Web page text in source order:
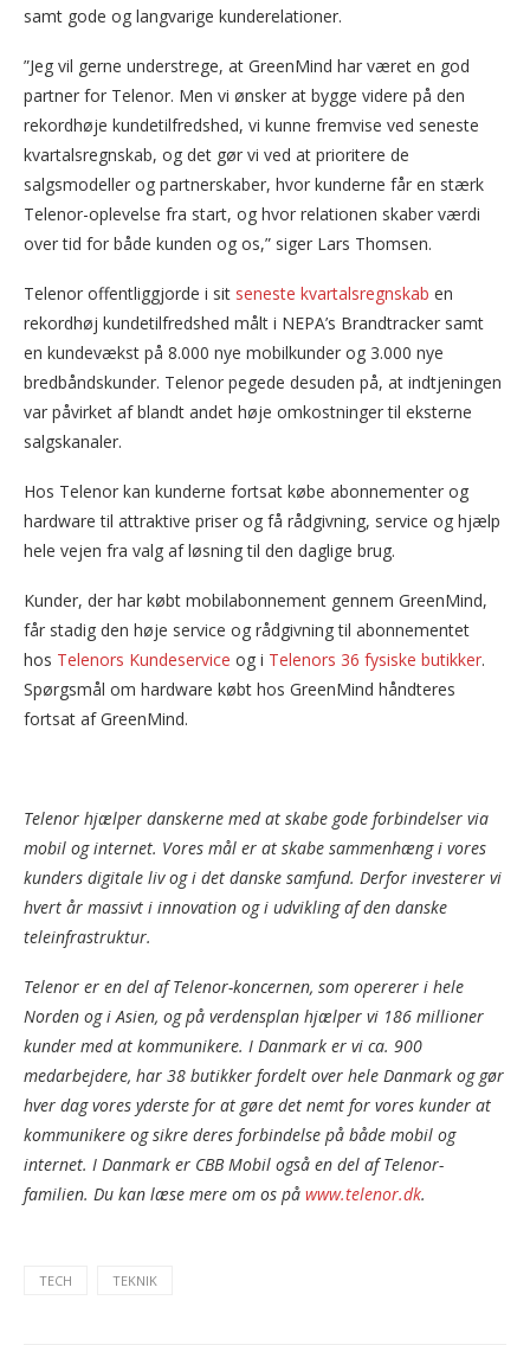
samt gode og langvarige kunderelationer.
”Jeg vil gerne understrege, at GreenMind har været en god
partner for Telenor. Men vi ønsker at bygge videre på den
rekordhøje kundetilfredshed, vi kunne fremvise ved seneste
kvartalsregnskab, og det gør vi ved at prioritere de
salgsmodeller og partnerskaber, hvor kunderne får en stærk
Telenor-oplevelse fra start, og hvor relationen skaber værdi
over tid for både kunden og os,” siger Lars Thomsen.
Telenor offentliggjorde i sit seneste kvartalsregnskab en
rekordhøj kundetilfredshed målt i NEPA’s Brandtracker samt
en kundevækst på 8.000 nye mobilkunder og 3.000 nye
bredbåndskunder. Telenor pegede desuden på, at indtjeningen
var påvirket af blandt andet høje omkostninger til eksterne
salgskanaler.
Hos Telenor kan kunderne fortsat købe abonnementer og
hardware til attraktive priser og få rådgivning, service og hjælp
hele vejen fra valg af løsning til den daglige brug.
Kunder, der har købt mobilabonnement gennem GreenMind,
får stadig den høje service og rådgivning til abonnementet
hos Telenors Kundeservice og i Telenors 36 fysiske butikker.
Spørgsmål om hardware købt hos GreenMind håndteres
fortsat af GreenMind.
Telenor hjælper danskerne med at skabe gode forbindelser via
mobil og internet. Vores mål er at skabe sammenhæng i vores
kunders digitale liv og i det danske samfund. Derfor investerer vi
hvert år massivt i innovation og i udvikling af den danske
teleinfrastruktur.
Telenor er en del af Telenor-koncernen, som opererer i hele
Norden og i Asien, og på verdensplan hjælper vi 186 millioner
kunder med at kommunikere. I Danmark er vi ca. 900
medarbejdere, har 38 butikker fordelt over hele Danmark og gør
hver dag vores yderste for at gøre det nemt for vores kunder at
kommunikere og sikre deres forbindelse på både mobil og
internet. I Danmark er CBB Mobil også en del af Telenor-
familien. Du kan læse mere om os på www.telenor.dk.
TECH TEKNIK